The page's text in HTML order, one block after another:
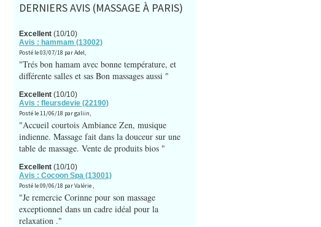
DERNIERS AVIS (MASSAGE À PARIS)
Excellent (10/10)
Avis : hammam (13002)
Posté le 03/07/18 par Adel,
"Trés bon hamam avec bonne température, et
différente salles et sas Bon massages aussi "
Excellent (10/10)
Avis : fleursdevie (22190)
Posté le 11/06/18 par galiin,
"Accueil courtois Ambiance Zen, musique
indienne. Massage fait dans la douceur sur une
table de massage. Vente de produits bios "
Excellent (10/10)
Avis : Cocoon Spa (13001)
Posté le 09/06/18 par Valérie ,
"Je remercie Corinne pour son massage
exceptionnel dans un cadre idéal pour la
relaxation ."